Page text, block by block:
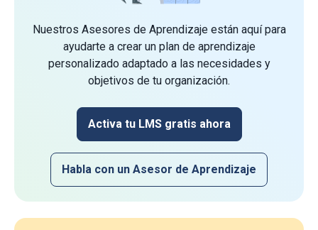
Nuestros Asesores de Aprendizaje están aquí para
ayudarte a crear un plan de aprendizaje
personalizado adaptado a las necesidades y
objetivos de tu organización.
Activa tu LMS gratis ahora
Habla con un Asesor de Aprendizaje